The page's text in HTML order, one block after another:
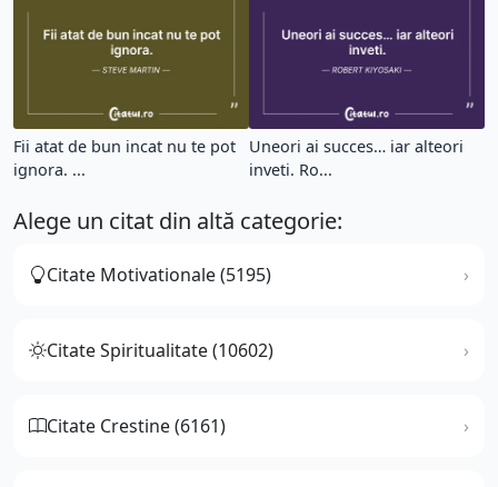
Fii atat de bun incat nu te pot
ignora. ...
Uneori ai succes… iar alteori
inveti. Ro...
Alege un citat din altă categorie:
Citate Motivationale (5195)
Citate Spiritualitate (10602)
Citate Crestine (6161)